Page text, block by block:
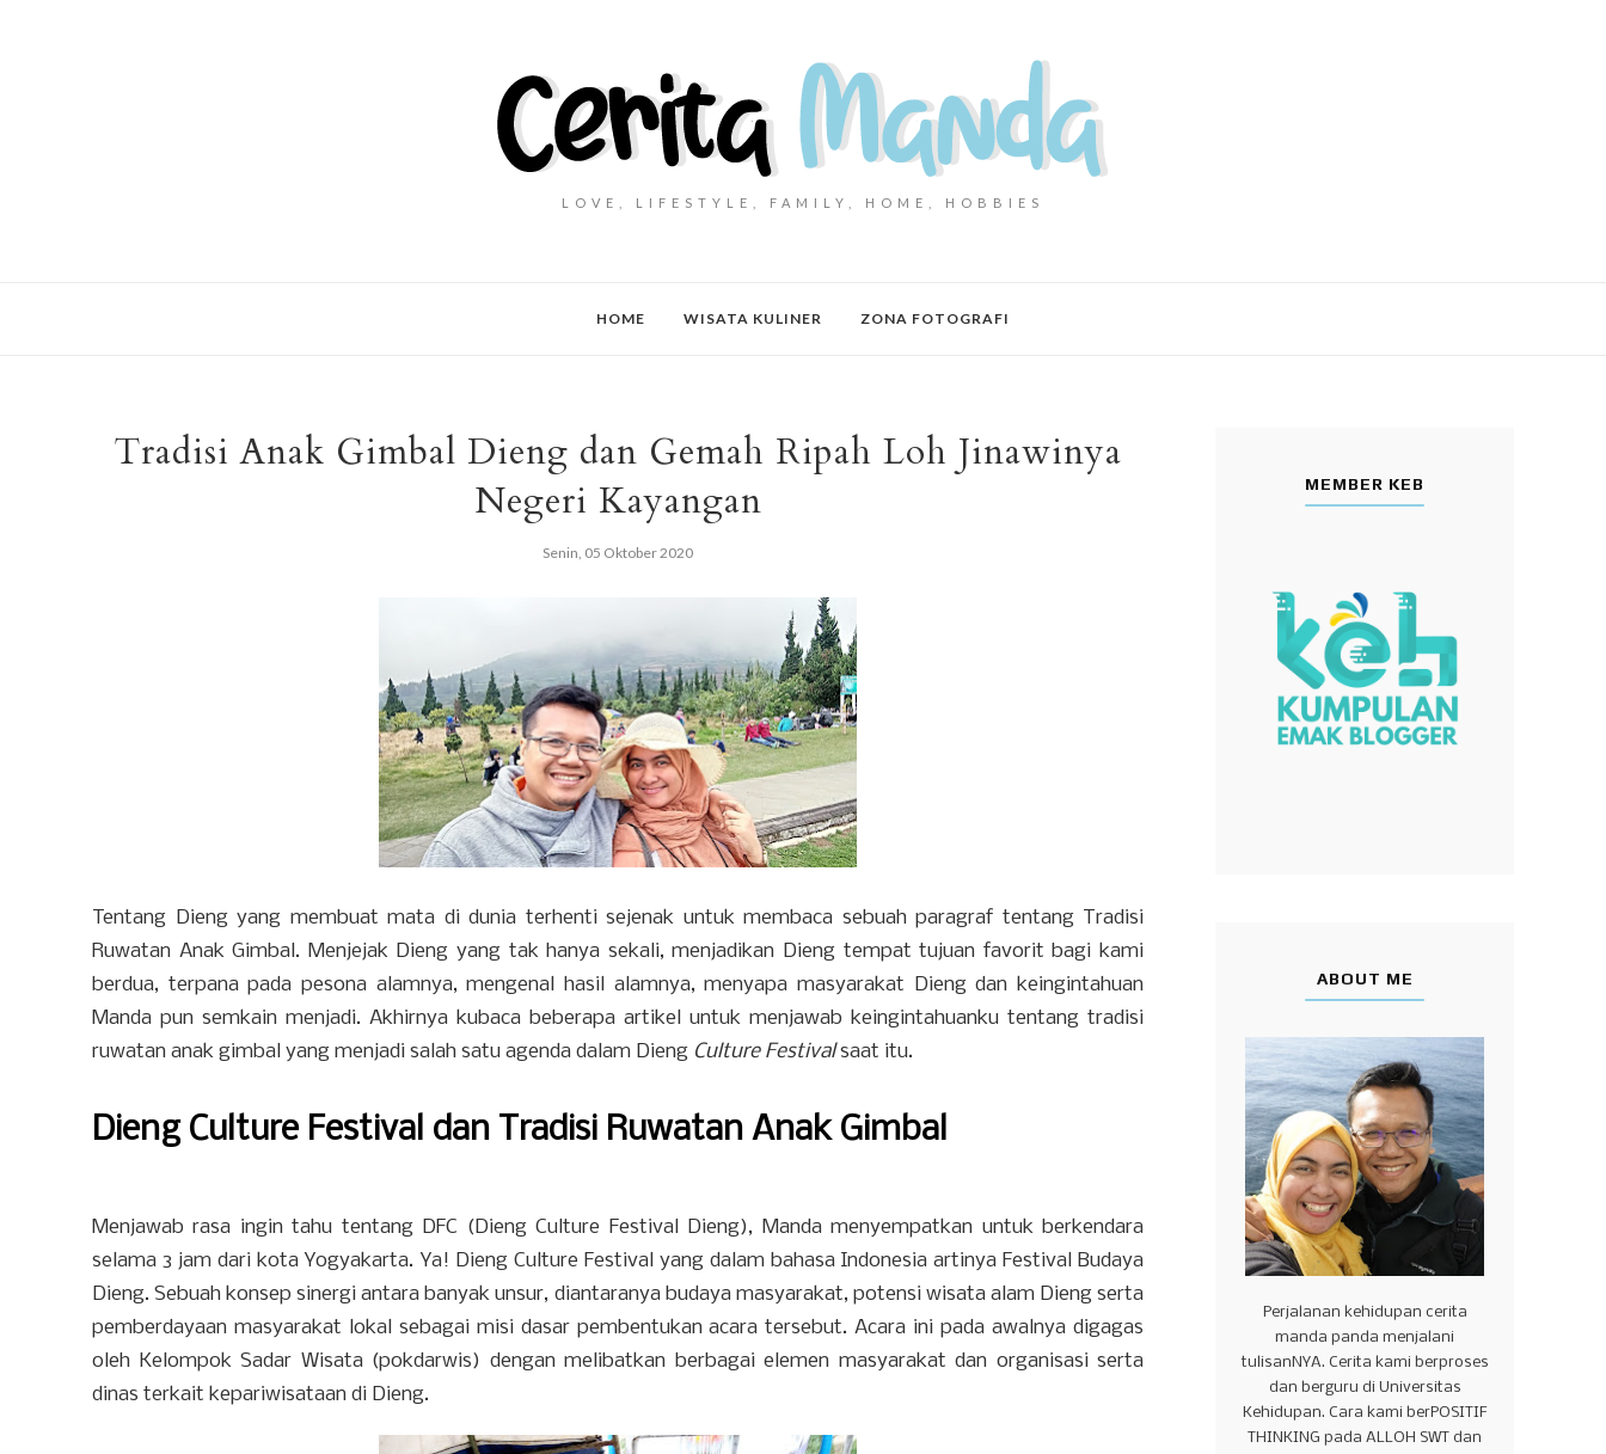
LOVE, LIFESTYLE, FAMILY, HOME, HOBBIES
HOME WISATA KULINER ZONA FOTOGRAFI
Tradisi Anak Gimbal Dieng dan Gemah Ripah Loh Jinawinya
Negeri Kayangan
Senin, 05 Oktober 2020
Tentang Dieng yang membuat mata di dunia terhenti sejenak untuk membaca sebuah paragraf tentang Tradisi
Ruwatan Anak Gimbal. Menjejak Dieng yang tak hanya sekali, menjadikan Dieng tempat tujuan favorit bagi kami
berdua, terpana pada pesona alamnya, mengenal hasil alamnya, menyapa masyarakat Dieng dan keingintahuan
Manda pun semkain menjadi. Akhirnya kubaca beberapa artikel untuk menjawab keingintahuanku tentang tradisi
ruwatan anak gimbal yang menjadi salah satu agenda dalam Dieng Culture Festivalsaat itu.
Dieng Culture Festival dan Tradisi Ruwatan Anak Gimbal
Menjawab rasa ingin tahu tentang DFC (Dieng Culture Festival Dieng), Manda menyempatkan untuk berkendara
selama 3 jam dari kota Yogyakarta. Ya! Dieng Culture Festival yang dalam bahasa Indonesia artinya Festival Budaya
Dieng. Sebuah konsep sinergi antara banyak unsur, diantaranya budaya masyarakat, potensi wisata alam Dieng serta
pemberdayaan masyarakat lokal sebagai misi dasar pembentukan acara tersebut. Acara ini pada awalnya digagas
oleh Kelompok Sadar Wisata (pokdarwis) dengan melibatkan berbagai elemen masyarakat dan organisasi serta
dinas terkait kepariwisataan di Dieng.
MEMBER KEB
ABOUT ME
Perjalanan kehidupan cerita
manda panda menjalani
tulisanNYA. Cerita kami berproses
dan berguru di Universitas
Kehidupan. Cara kami berPOSITIF
THINKING pada ALLOH SWT dan